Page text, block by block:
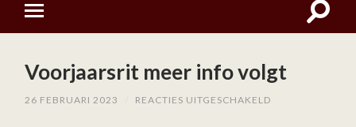
Voorjaarsrit meer info volgt
26 FEBRUARI 2023 REACTIES UITGESCHAKELD